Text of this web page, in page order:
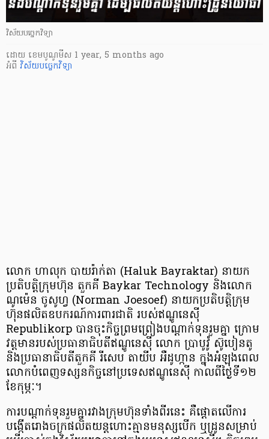
វិស័យបច្ចេកវិទ្យា
ដោយ ​ ខេមបូណូមីស 1 year, 5 months ago
អំពី វិស័យបច្ចេកវិទ្យា
លោក ហាលុក បាយរ៉ាក់តា (Haluk Bayraktar) នាយក
ប្រតិបត្តិក្រុមហ៊ុន តួកគី Baykar Technology និងលោក
ណូម៉េន ចូសូហ្វ (Norman Joesoef) នាយកប្រតិបត្តិក្រុម
ហ៊ុនផលិតឧបករណ៍ការពារជាតិ របស់ឥណ្ឌូនេស៊ី
Republikorp បានចុះកិច្ចព្រមព្រៀងបណ្តាក់ទុនរួមគ្នា ក្រោម
វត្តមានរបស់ប្រធានាធិបតីឥណ្ឌូនេស៊ី លោក ប្រាបូវ៉ូ ស៊ូបៀនតូ
និងប្រធានាធិបតីតួកគី រីសេប តាយីប អឺដូហ្កាន ក្នុងអំឡុងពេល
លោកបំពេញទស្សនកិច្ចនៅប្រទេសឥណ្ឌូនេស៊ី កាលពីថ្ងៃទី១២
ខែកុម្ភៈ។
ការបណ្តាក់ទុនរួមគ្នារវាងក្រុមហ៊ុនទាំងពីរនេះ គឺផ្តោតលើការ
បង្កើតរោងចក្រផលិតយន្តហោះគ្មានមនុស្សបើក ឬដ្រូនសម្រាប់